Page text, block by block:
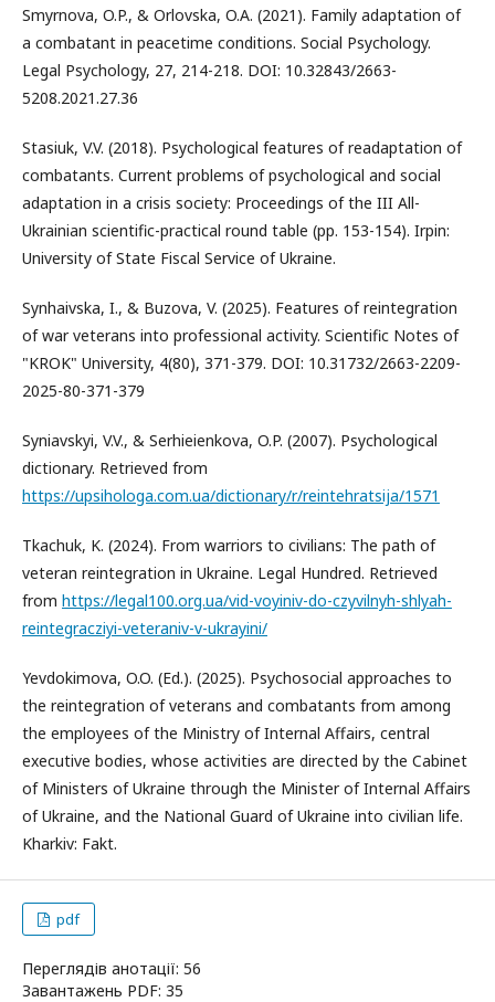
Smyrnova, O.P., & Orlovska, O.A. (2021). Family adaptation of
a combatant in peacetime conditions. Social Psychology.
Legal Psychology, 27, 214-218. DOI: 10.32843/2663-
5208.2021.27.36
Stasiuk, V.V. (2018). Psychological features of readaptation of
combatants. Current problems of psychological and social
adaptation in a crisis society: Proceedings of the III All-
Ukrainian scientific-practical round table (pp. 153-154). Irpin:
University of State Fiscal Service of Ukraine.
Synhaivska, I., & Buzova, V. (2025). Features of reintegration
of war veterans into professional activity. Scientific Notes of
"KROK" University, 4(80), 371-379. DOI: 10.31732/2663-2209-
2025-80-371-379
Syniavskyi, V.V., & Serhieienkova, O.P. (2007). Psychological
dictionary. Retrieved from
https://upsihologa.com.ua/dictionary/r/reintehratsija/1571
Tkachuk, K. (2024). From warriors to civilians: The path of
veteran reintegration in Ukraine. Legal Hundred. Retrieved
from https://legal100.org.ua/vid-voyiniv-do-czyvilnyh-shlyah-
reintegracziyi-veteraniv-v-ukrayini/
Yevdokimova, O.O. (Ed.). (2025). Psychosocial approaches to
the reintegration of veterans and combatants from among
the employees of the Ministry of Internal Affairs, central
executive bodies, whose activities are directed by the Cabinet
of Ministers of Ukraine through the Minister of Internal Affairs
of Ukraine, and the National Guard of Ukraine into civilian life.
Kharkiv: Fakt.
pdf
Переглядів анотації: 56
Завантажень PDF: 35